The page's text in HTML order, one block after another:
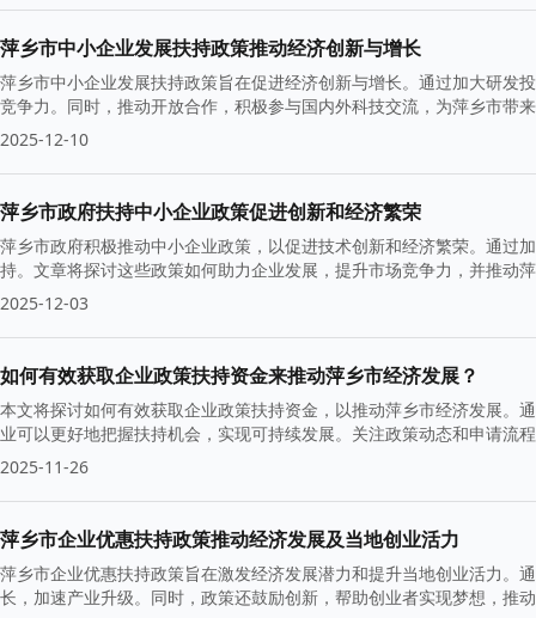
萍乡市中小企业发展扶持政策推动经济创新与增长
萍乡市中小企业发展扶持政策旨在促进经济创新与增长。通过加大研发
竞争力。同时，推动开放合作，积极参与国内外科技交流，为萍乡市带
2025-12-10
萍乡市政府扶持中小企业政策促进创新和经济繁荣
萍乡市政府积极推动中小企业政策，以促进技术创新和经济繁荣。通过
持。文章将探讨这些政策如何助力企业发展，提升市场竞争力，并推动
2025-12-03
如何有效获取企业政策扶持资金来推动萍乡市经济发展？
本文将探讨如何有效获取企业政策扶持资金，以推动萍乡市经济发展。
业可以更好地把握扶持机会，实现可持续发展。关注政策动态和申请流
2025-11-26
萍乡市企业优惠扶持政策推动经济发展及当地创业活力
萍乡市企业优惠扶持政策旨在激发经济发展潜力和提升当地创业活力。
长，加速产业升级。同时，政策还鼓励创新，帮助创业者实现梦想，推